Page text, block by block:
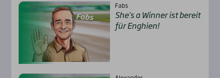
Fabs
She’s a Win­ner ist bereit
für Eng­hien!